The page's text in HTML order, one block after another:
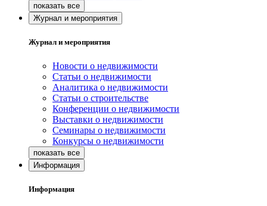
Журнал и мероприятия
Журнал и мероприятия
Новости о недвижимости
Статьи о недвижимости
Аналитика о недвижимости
Статьи о строительстве
Конференции о недвижимости
Выставки о недвижимости
Семинары о недвижимости
Конкурсы о недвижимости
Информация
Информация